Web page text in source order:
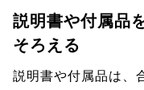
説明書や付属品
そろえる
説明書や付属品は、